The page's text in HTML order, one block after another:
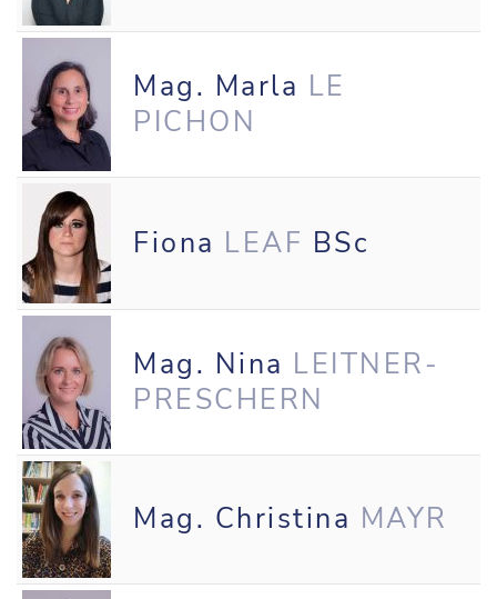
Mag. Marla LE
PICHON
Fiona LEAF BSc
Mag. Nina LEITNER-
PRESCHERN
Mag. Christina MAYR